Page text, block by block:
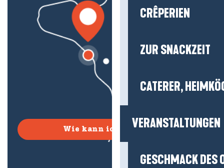
CRÊPERIEN
ZUR SNACKZEIT
CATERER,
VERANSTALTUNGEN
GESCHMACK DES
Wie kann ich kommen?